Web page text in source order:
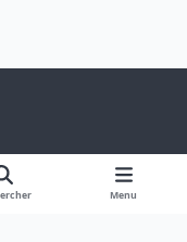
de confidentialité
Menu